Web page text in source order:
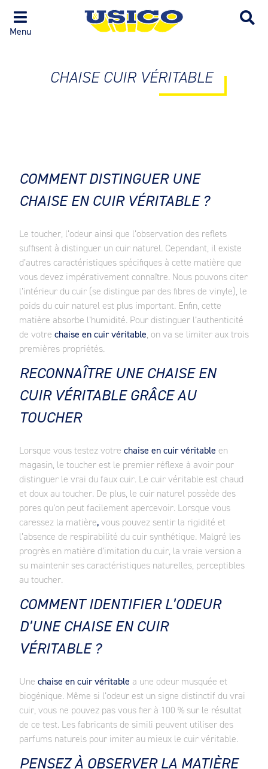
Menu
CHAISE CUIR VÉRITABLE
COMMENT DISTINGUER UNE
CHAISE EN CUIR VÉRITABLE ?
Le toucher, l’odeur ainsi que l’observation des reflets
suffisent à distinguer un cuir naturel. Cependant, il existe
d’autres caractéristiques spécifiques à cette matière que
vous devez impérativement connaître. Nous pouvons citer
l’intérieur du cuir (se distingue par des fibres de vinyle), le
poids du cuir naturel est plus important. Enfin, cette
matière absorbe l’humidité. Pour distinguer l’authenticité
de votre chaise en cuir véritable, on va se limiter aux trois
premières propriétés.
RECONNAÎTRE UNE CHAISE EN
CUIR VÉRITABLE GRÂCE AU
TOUCHER
Lorsque vous testez votre chaise en cuir véritable en
magasin, le toucher est le premier réflexe à avoir pour
distinguer le vrai du faux cuir. Le cuir véritable est chaud
et doux au toucher. De plus, le cuir naturel possède des
pores qu’on peut facilement apercevoir. Lorsque vous
caressez la matière,vous pouvez sentir la rigidité et
l’absence de respirabilité du cuir synthétique. Malgré les
progrès en matière d’imitation du cuir, la vraie version a
su maintenir ses caractéristiques naturelles, perceptibles
au toucher.
COMMENT IDENTIFIER L’ODEUR
D’UNE CHAISE EN CUIR
VÉRITABLE ?
Une chaise en cuir véritable a une odeur musquée et
biogénique. Même si l’odeur est un signe distinctif du vrai
cuir, vous ne pouvez pas vous fier à 100 % sur le résultat
de ce test. Les fabricants de simili peuvent utiliser des
parfums naturels pour imiter au mieux le cuir véritable.
PENSEZ À OBSERVER LA MATIÈRE